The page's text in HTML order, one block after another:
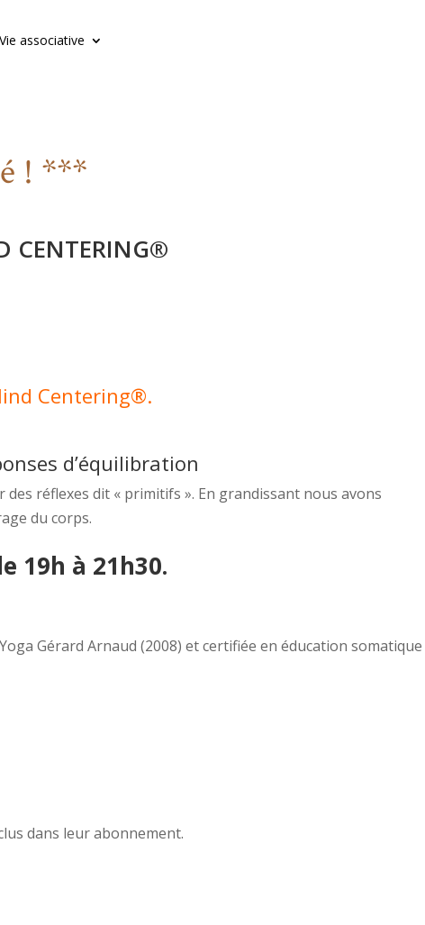
Vie associative
! ***
CENTERING®
Centering®.
d’équilibration
réflexes dit « primitifs ». En grandissant nous avons
du corps.
19h à 21h30.
Gérard Arnaud (2008) et certifiée en éducation somatique
dans leur abonnement.